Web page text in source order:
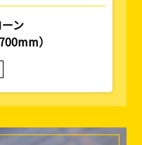
ン
）